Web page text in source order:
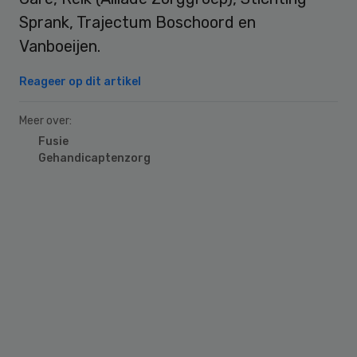
Sprank, Trajectum Boschoord en
Vanboeijen.
Reageer op dit artikel
Meer over:
Fusie
Gehandicaptenzorg